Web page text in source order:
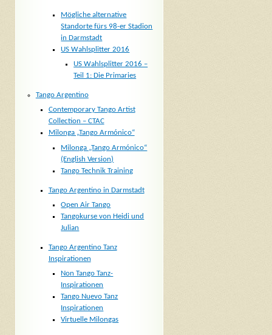
Mögliche alternative
Standorte fürs 98-er Stadion
in Darmstadt
US Wahlsplitter 2016
US Wahlsplitter 2016 –
Teil 1: Die Primaries
Tango Argentino
Contemporary Tango Artist
Collection – CTAC
Milonga „Tango Armónico“
Milonga „Tango Armónico“
(English Version)
Tango Technik Training
Tango Argentino in Darmstadt
Open Air Tango
Tangokurse von Heidi und
Julian
Tango Argentino Tanz
Inspirationen
Non Tango Tanz-
Inspirationen
Tango Nuevo Tanz
Inspirationen
Virtuelle Milongas